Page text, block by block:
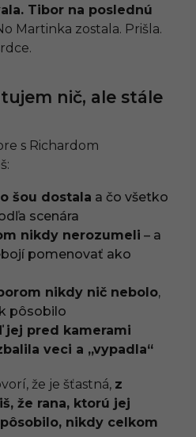
Tibor na poslednú
Martinka zostala. Prišla.
nič, ale stále
s Richardom
šou dostala a čo všetko
scenára
nikdy nerozumeli – a
pomenovať ako
nikdy nič nebolo,
pôsobilo
jej pred kamerami
veci a „vypadla“
že je šťastná, z
že rana, ktorú jej
nikdy celkom